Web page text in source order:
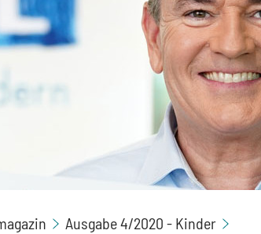
Ausgabe 4/2020 - Kinder